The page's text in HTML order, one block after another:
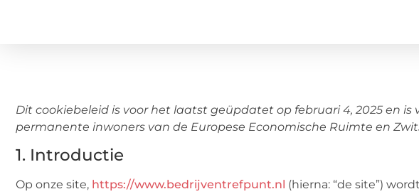
Dit cookiebeleid is voor het laatst geüpdatet op februari 4, 2025 en
permanente inwoners van de Europese Economische Ruimte en
1. Introductie
Op onze site, https://www.bedrijventrefpunt.nl (hierna: “de site”)